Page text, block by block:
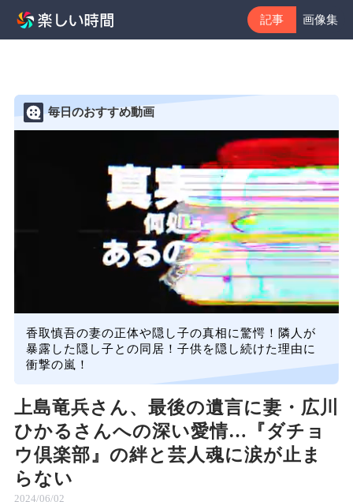
記事 画像集
毎日のおすすめ動画
香取慎吾の妻の正体や隠し子の真相に驚愕！隣人が
暴露した隠し子との同居！子供を隠し続けた理由に
衝撃の嵐！
上島竜兵さん、最後の遺言に妻・広川
ひかるさんへの深い愛情…『ダチョ
ウ倶楽部』の絆と芸人魂に涙が止ま
らない
2024/06/02